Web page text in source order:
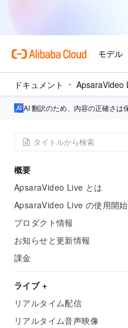
ドキュメント ApsaraVideo
AI 翻訳のため、内容の正確さは
概要
ApsaraVideo Live とは
ApsaraVideo Live の使用開始
プロダクト情報
お知らせと更新情報
課金
ライブ +
リアルタイム配信
リアルタイム音声映像